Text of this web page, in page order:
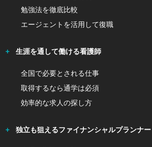
勉強法を徹底比較
エージェントを活用して復職
生涯を通して働ける看護師
全国で必要とされる仕事
取得するなら通学は必須
効率的な求人の探し方
独立も狙えるファイナンシャルプランナー